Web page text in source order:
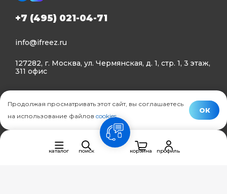
+7 (495) 021-04-71
info@ifreez.ru
127282, г. Москва, ул. Чермянская, д. 1, стр. 1, 3 этаж,
311 офис
Политика конфиденциальности
Политика использования Cookies
© Ifreez - продажа и установка климатической техники,
каталог поиск
связь
корзина
профиль
Продолжая просматривать этот сайт, вы соглашаетесь
на использование файлов cookies.
ОК